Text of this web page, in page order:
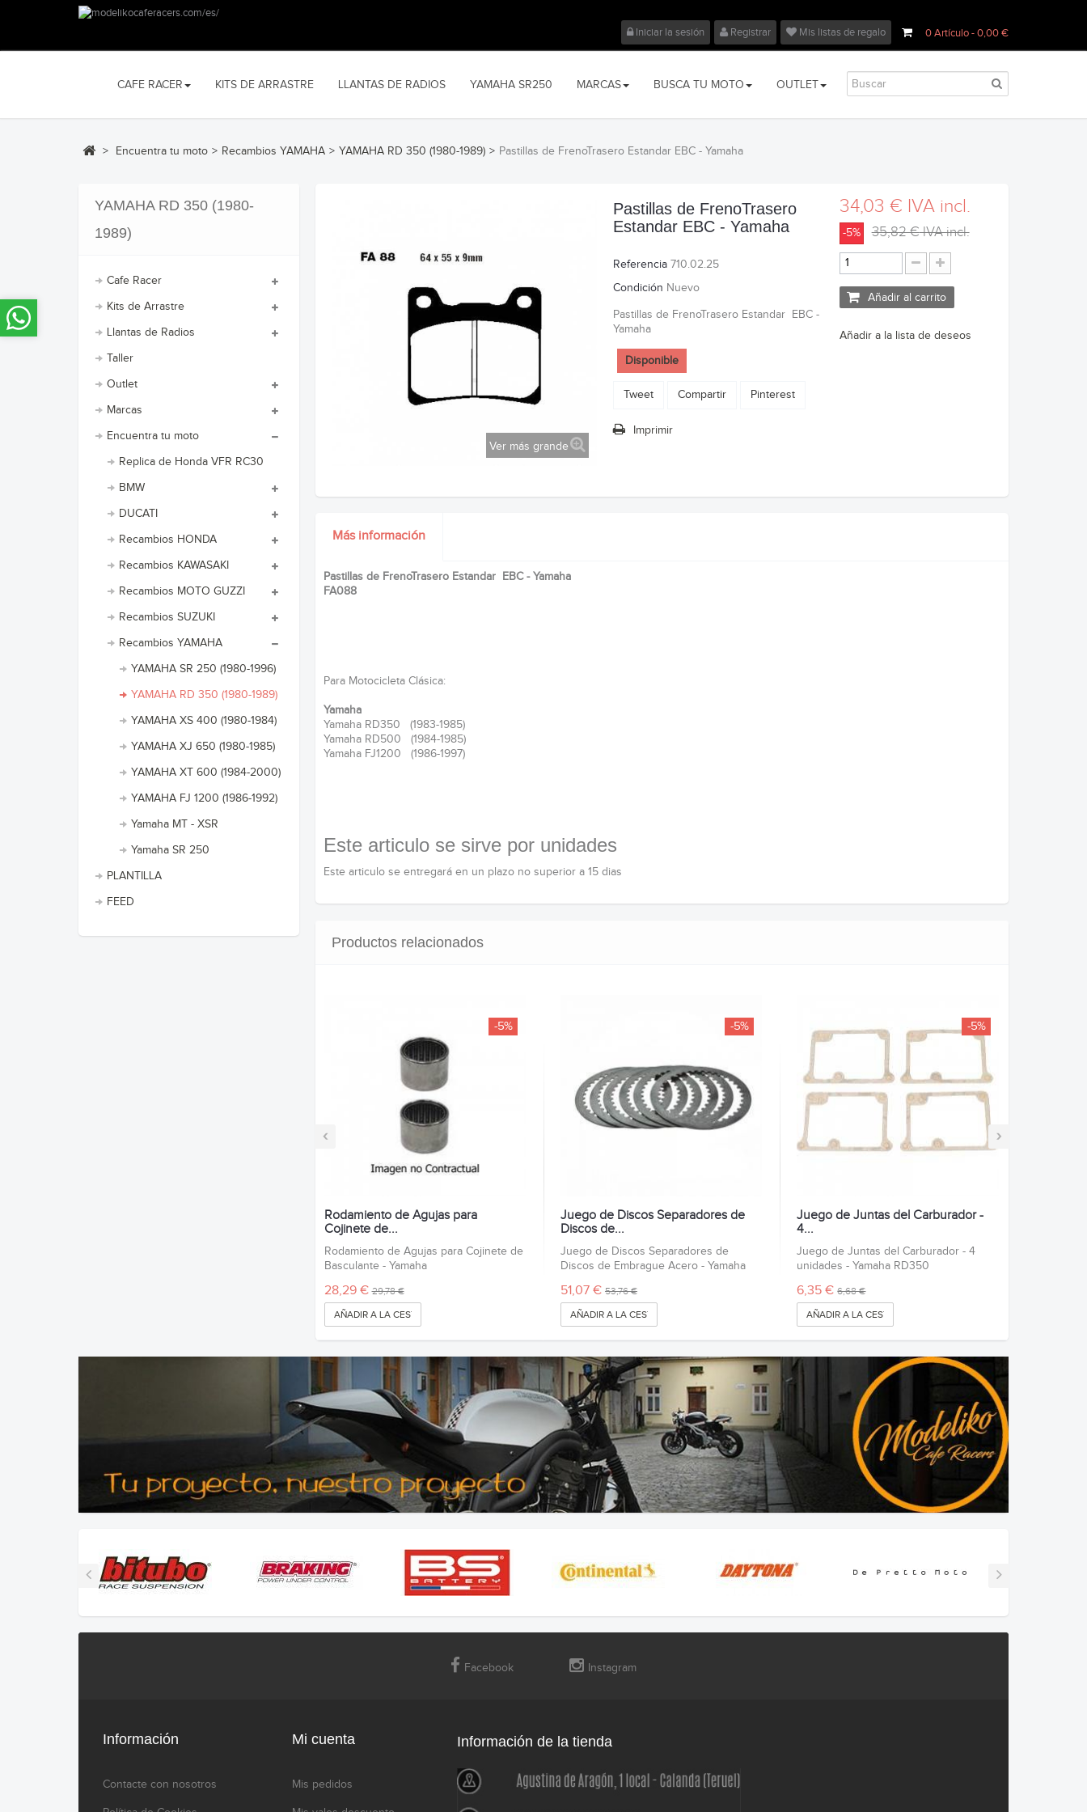
0Artículo- 0,00 €
Iniciar la sesión Registrar Mis listas de regalo
CAFE RACER KITS DE ARRASTRE LLANTAS DE RADIOS YAMAHA SR250 MARCAS BUSCA TU MOTO OUTLET
> Encuentra tu moto > Recambios YAMAHA > YAMAHA RD 350 (1980-1989) > Pastillas de FrenoTrasero Estandar EBC - Yamaha
YAMAHA RD 350 (1980-
1989)
Cafe Racer
Kits de Arrastre
Llantas de Radios
Taller
Outlet
Marcas
Encuentra tu moto
Replica de Honda VFR RC30
BMW
DUCATI
Recambios HONDA
Recambios KAWASAKI
Recambios MOTO GUZZI
Recambios SUZUKI
Recambios YAMAHA
YAMAHA SR 250 (1980-1996)
YAMAHA RD 350 (1980-1989)
YAMAHA XS 400 (1980-1984)
YAMAHA XJ 650 (1980-1985)
YAMAHA XT 600 (1984-2000)
YAMAHA FJ 1200 (1986-1992)
Yamaha MT - XSR
Yamaha SR 250
PLANTILLA
FEED
Ver más grande
Pastillas de FrenoTrasero
Estandar EBC - Yamaha
Referencia 710.02.25
Condición Nuevo
Pastillas de FrenoTrasero Estandar EBC -
Yamaha
Disponible
Tweet Compartir Pinterest
Imprimir
34,03 € IVA incl.
-5% 35,82 €IVA incl.
Añadir al carrito
Añadir a la lista de deseos
Más información
Pastillas de FrenoTrasero Estandar EBC - Yamaha
FA088
Para Motocicleta Clásica:
Yamaha
Yamaha RD350 (1983-1985)
Yamaha RD500 (1984-1985)
Yamaha FJ1200 (1986-1997)
Este articulo se sirve por unidades
Este articulo se entregará en un plazo no superior a 15 dias
Productos relacionados
‹ ›
-5%
Rodamiento de Agujas para
Cojinete de...
Rodamiento de Agujas para Cojinete de
Basculante - Yamaha
28,29 € 29,78 €
AÑADIR A LA CESTA
-5%
Juego de Discos Separadores de
Discos de...
Juego de Discos Separadores de
Discos de Embrague Acero - Yamaha
51,07 € 53,76 €
AÑADIR A LA CESTA
-5%
Juego de Juntas del Carburador -
4...
Juego de Juntas del Carburador - 4
unidades - Yamaha RD350
6,35 € 6,68 €
AÑADIR A LA CESTA
Facebook Instagram
Información
Contacte con nosotros
Mi cuenta
Mis pedidos
Información de la tienda